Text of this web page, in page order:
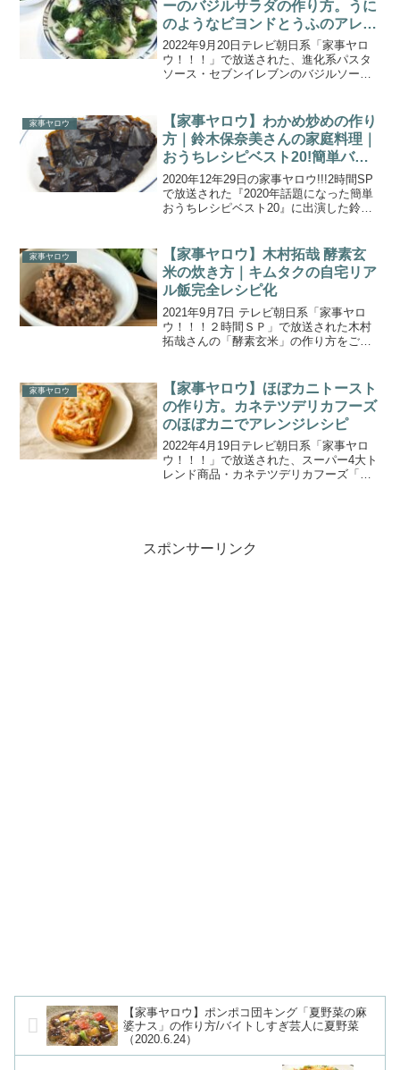
ーのバジルサラダの作り方。うに
のようなビヨンドとうふのアレン
ジレシピ。
2022年9月20日テレビ朝日系「家事ヤロ
ウ！！！」で放送された、進化系パスタ
ソース・セブンイレブンのバジルソース
文乃さんが家事ヤロウ!!!初参戦！スーパ
ーで売り場席巻...
家事ヤロウ
【家事ヤロウ】わかめ炒めの作り
方｜鈴木保奈美さんの家庭料理｜
おうちレシピベスト20!簡単バズ
り飯
2020年12年29日の家事ヤロウ!!!2時間SP
で放送された『2020年話題になった簡単
おうちレシピベスト20』に出演した鈴木
木保奈美さんが”番組で大反響の炊き込み
ご...
家事ヤロウ
【家事ヤロウ】木村拓哉 酵素玄
米の炊き方｜キムタクの自宅リア
ル飯完全レシピ化
2021年9月7日 テレビ朝日系「家事ヤロ
ウ！！！２時間ＳＰ」で放送された木村
拓哉さんの「酵素玄米」の作り方をご紹
シピ化するという企画で、15年食べ続け
ている健康納豆ご...
家事ヤロウ
【家事ヤロウ】ほぼカニトースト
の作り方。カネテツデリカフーズ
のほぼカニでアレンジレシピ
2022年4月19日テレビ朝日系「家事ヤロ
ウ！！！」で放送された、スーパー4大ト
レンド商品・カネテツデリカフーズ「ほ
スポンサーリンク
【家事ヤロウ】ポンポコ団キング「夏野菜の麻
婆ナス」の作り方/バイトしすぎ芸人に夏野菜
（2020.6.24）